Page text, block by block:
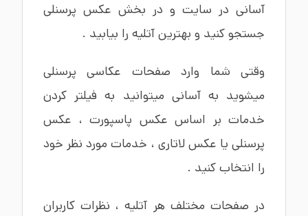
آسانی در سایت و در بخش عکس پرسنلی
جستجو کنید و بهترین آتلیه را بیابید .
وقتی شما وارد صفحات عکاسی پرسنلی
میشوید به آسانی میتوانید به فیلتر کردن
خدمات بر اساس عکس پاسپورت ، عکس
پرسنلی یا عکس لاتاری ، خدمات مورد نظر خود
را انتخاب کنید .
در صفحات مختلف هر آتلیه ، نظرات کاربران